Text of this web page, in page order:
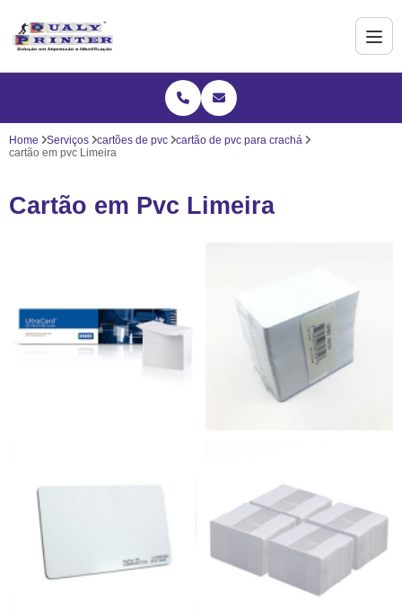
Home Serviços cartões de pvc
cartão de pvc para crachá
cartão em pvc Limeira
Cartão em Pvc Limeira